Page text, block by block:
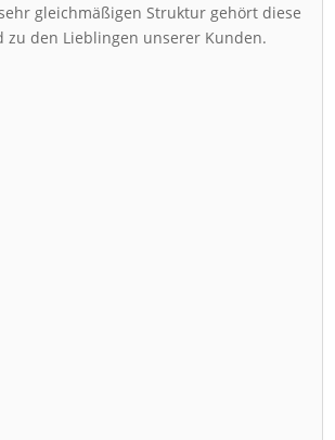
gleichmäßigen Struktur gehört diese
zu den Lieblingen unserer Kunden.